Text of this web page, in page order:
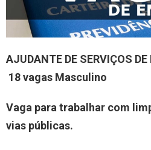
AJUDANTE DE SERVIÇOS
18vagas Masculino
Vaga para trabalhar com
vias públicas.